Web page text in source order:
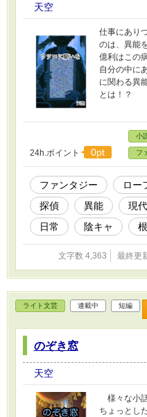
天空
仕事にあり
のは、異能
億利はこの
自分の中に
に関わる異
とは！？
24h.ポイント 0pt
小
フ
ファンタジー ロー
探偵
異能 現代
日常
陰キャ
文字数 4,363 最終更
ライト文芸 連載中 短編
のぞき窓
天空
様々な小
ちょっとし